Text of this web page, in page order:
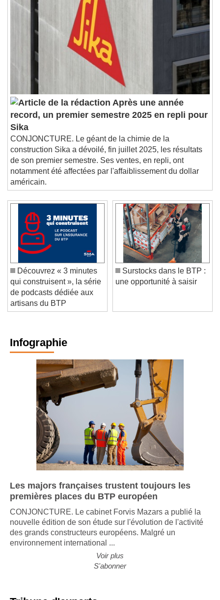
Après une année
record, un premier semestre 2025 en repli pour
Sika
CONJONCTURE. Le géant de la chimie de la
construction Sika a dévoilé, fin juillet 2025, les résultats
de son premier semestre. Ses ventes, en repli, ont
notamment été affectées par l'affaiblissement du dollar
américain.
Découvrez « 3 minutes
qui construisent », la série
de podcasts dédiée aux
artisans du BTP
Surstocks dans le BTP :
Infographie
Les majors françaises trustent toujours les
premières places du BTP européen
CONJONCTURE. Le cabinet Forvis Mazars a publié la
nouvelle édition de son étude sur l'évolution de l'activité
des grands constructeurs européens. Malgré un
Voir plus